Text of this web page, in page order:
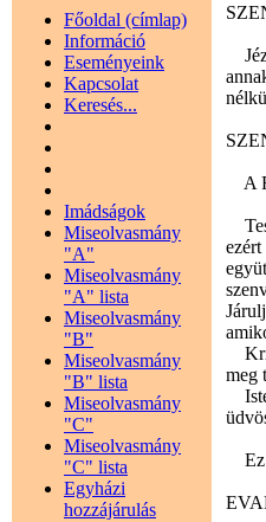
Főoldal (címlap)
Információ
Eseményeink
Kapcsolat
Keresés...
Imádságok
Miseolvasmány
"A"
Miseolvasmány
"A" lista
Miseolvasmány
"B"
Miseolvasmány
"B" lista
Miseolvasmány
"C"
Miseolvasmány
"C" lista
Egyházi
hozzájárulás
A
meg
Ez